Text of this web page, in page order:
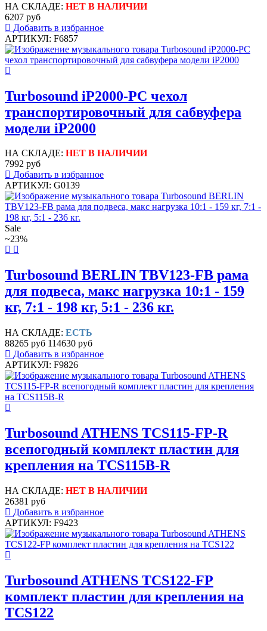
НА СКЛАДЕ: НЕТ В НАЛИЧИИ
6207 руб
Добавить в избранное
АРТИКУЛ: F6857
Turbosound iP2000-PC чехол
транспортировочный для сабвуфера
модели iP2000
НА СКЛАДЕ: НЕТ В НАЛИЧИИ
7992 руб
Добавить в избранное
АРТИКУЛ: G0139
Sale
~23%
Turbosound BERLIN TBV123-FB рама
для подвеса, макс нагрузка 10:1 - 159
кг, 7:1 - 198 кг, 5:1 - 236 кг.
НА СКЛАДЕ: ЕСТЬ
88265 руб 114630 руб
Добавить в избранное
АРТИКУЛ: F9826
Turbosound ATHENS TCS115-FP-R
всепогодный комплект пластин для
крепления на TCS115B-R
НА СКЛАДЕ: НЕТ В НАЛИЧИИ
26381 руб
Добавить в избранное
АРТИКУЛ: F9423
Turbosound ATHENS TCS122-FP
комплект пластин для крепления на
TCS122